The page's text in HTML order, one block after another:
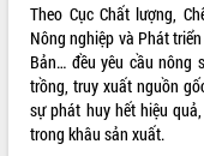
THỐNG KÊ TRUY CẬP
Theo Cục Chất lượng,
Nông nghiệp và Phát
Bản… đều yêu cầu nông
trồng, truy xuất nguồn
sự phát huy hết hiệu
trong khâu sản xuất.